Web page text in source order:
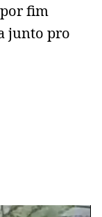
fim
junto pro